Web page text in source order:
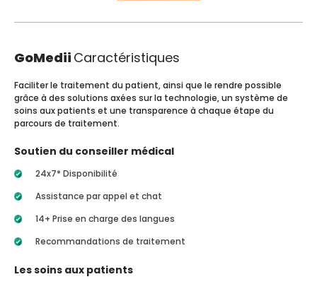
GoMedii Caractéristiques
Faciliter le traitement du patient, ainsi que le rendre possible
grâce à des solutions axées sur la technologie, un système de
soins aux patients et une transparence à chaque étape du
parcours de traitement.
Soutien du conseiller médical
24x7* Disponibilité
Assistance par appel et chat
14+ Prise en charge des langues
Recommandations de traitement
Les soins aux patients